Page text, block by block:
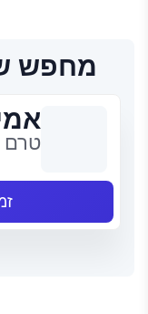
מחפש
טרם